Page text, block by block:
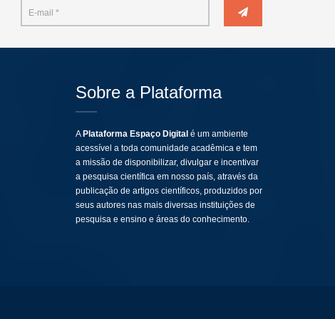
Sobre a Plataforma
A Plataforma Espaço Digital é um ambiente
acessível a toda comunidade acadêmica e tem
a missão de disponibilizar, divulgar e incentivar
a pesquisa científica em nosso país, através da
publicação de artigos científicos, produzidos por
seus autores nas mais diversas instituições de
pesquisa e ensino e áreas do conhecimento.